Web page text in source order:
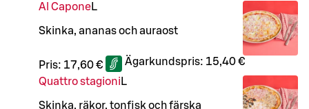
Al CaponeL
Skinka, ananas och auraost
Pris: 17,60 € Ägarkundspris: 15,40 €
Quattro stagioni L
Skinka, räkor, tonfisk och färska